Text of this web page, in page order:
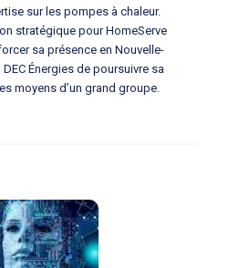
sur les pompes à chaleur.
stratégique pour HomeServe
sa présence en Nouvelle-
Énergies de poursuivre sa
moyens d’un grand groupe.